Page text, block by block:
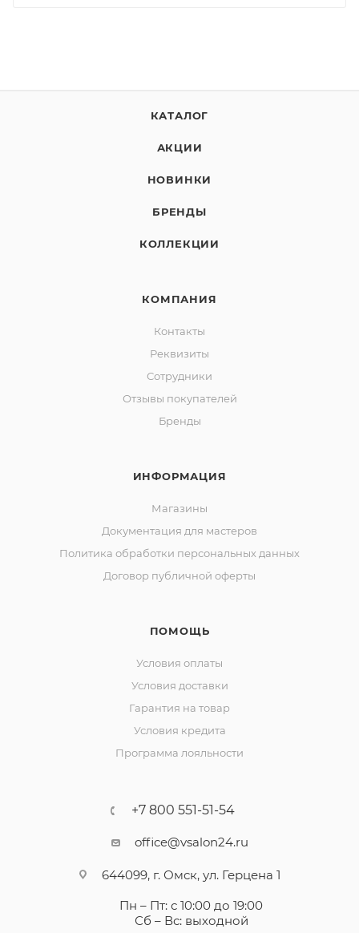
КАТАЛОГ
АКЦИИ
НОВИНКИ
БРЕНДЫ
КОЛЛЕКЦИИ
КОМПАНИЯ
Контакты
Реквизиты
Сотрудники
Отзывы покупателей
Бренды
ИНФОРМАЦИЯ
Магазины
Документация для мастеров
Политика обработки персональных данных
Договор публичной оферты
ПОМОЩЬ
Условия оплаты
Условия доставки
Гарантия на товар
Условия кредита
Программа лояльности
+7 800 551-51-54
office@vsalon24.ru
644099, г. Омск, ул. Герцена 1
Пн – Пт: с 10:00 до 19:00
Сб – Вс: выходной